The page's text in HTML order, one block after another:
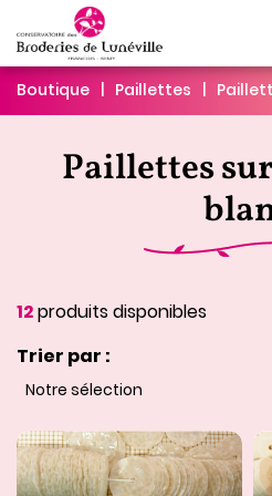
Boutique Paillettes
Paillettes
12produits disponibles
Trier par :